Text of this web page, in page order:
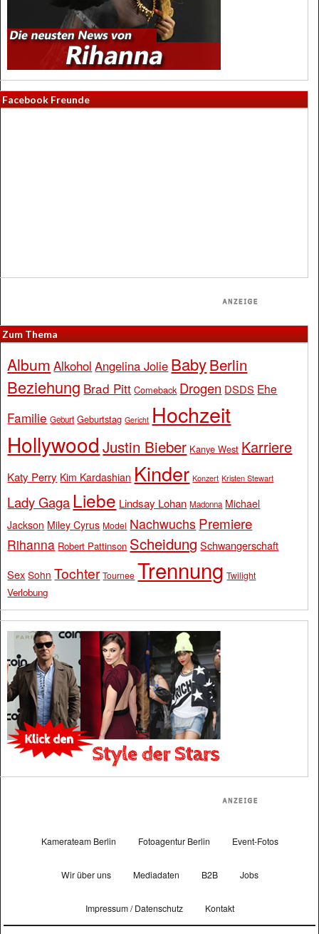
Facebook Freunde
Zum Thema
Album Alkohol Angelina Jolie BabyBerlin
Beziehung Brad Pitt Comeback Drogen DSDS Ehe
Familie Geburt Geburtstag Gericht Hochzeit
Hollywood Justin Bieber Kanye West Karriere
Katy Perry Kim Kardashian Kinder Konzert Kristen Stewart
Lady Gaga Liebe Lindsay Lohan Madonna Michael
Jackson Miley Cyrus Model Nachwuchs Premiere
Rihanna Robert Pattinson Scheidung Schwangerschaft
Sex Sohn Tochter Tournee Trennung Twilight
Verlobung
Kamerateam Berlin Fotoagentur Berlin Event-Fotos
Wir über uns Mediadaten B2B Jobs
Impressum / Datenschutz Kontakt